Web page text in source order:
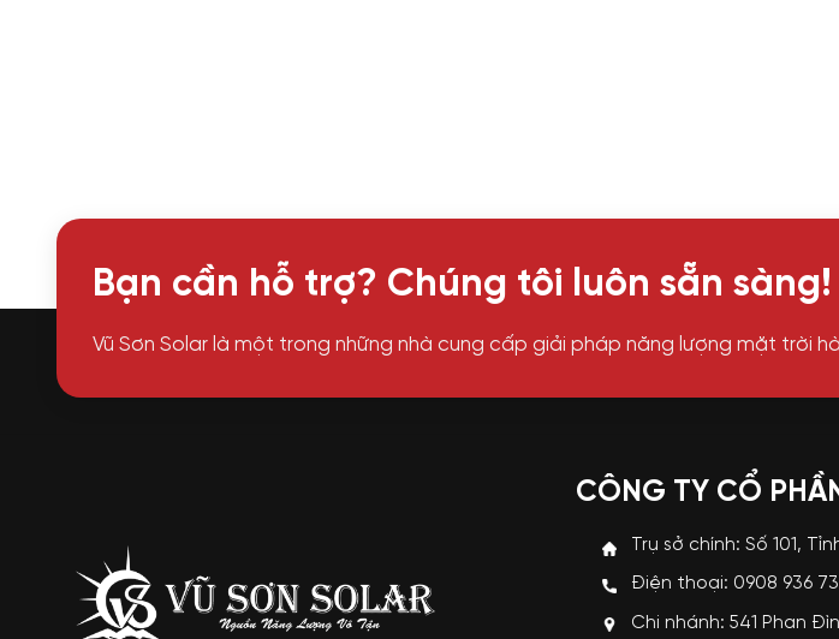
Bạn cần hỗ trợ? Chúng tôi luôn sẵn sàng!
Vũ Sơn Solar là một trong những nhà cung cấp giải pháp năng lượng mặt trời
CÔNG TY CỔ
Trụ sở chính: Số 101,
Điện thoại: 0908 936
Chi nhánh: 541 Phan